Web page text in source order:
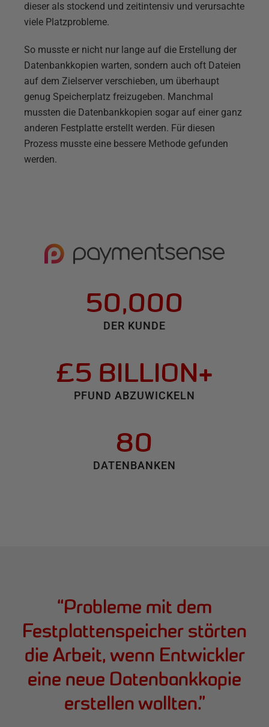
dieser als stockend und zeitintensiv und verursachte
viele Platzprobleme.
So musste er nicht nur lange auf die Erstellung der
Datenbankkopien warten, sondern auch oft Dateien
auf dem Zielserver verschieben, um überhaupt
genug Speicherplatz freizugeben. Manchmal
mussten die Datenbankkopien sogar auf einer ganz
anderen Festplatte erstellt werden. Für diesen
Prozess musste eine bessere Methode gefunden
werden.
50,000
DER KUNDE
£5 BILLION+
PFUND ABZUWICKELN
80
DATENBANKEN
“Probleme mit dem
Festplattenspeicher störten
die Arbeit, wenn Entwickler
eine neue Datenbankkopie
erstellen wollten.”